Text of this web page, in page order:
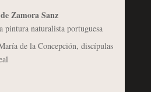
Zamora Sanz
pintura naturalista portuguesa
de la Concepción, discípulas